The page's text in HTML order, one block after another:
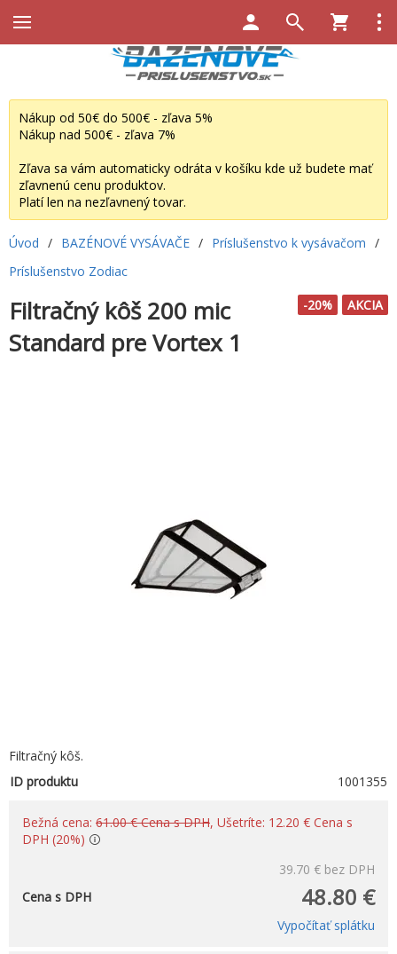
Nákup od 50€ do 500€ - zľava 5%
Nákup nad 500€ - zľava 7%
Zľava sa vám automaticky odráta v košíku kde už budete mať
zľavnenú cenu produktov.
Platí len na nezľavnený tovar.
Úvod / BAZÉNOVÉ VYSÁVAČE / Príslušenstvo k vysávačom /
Príslušenstvo Zodiac
AKCIA
-20%
Filtračný kôš 200 mic
Standard pre Vortex 1
Filtračný kôš.
ID produktu
1001355
Bežná cena: 61.00 € Cena s DPH, Ušetríte: 12.20 € Cena s
DPH (20%)
39.70 € bez DPH
48.80 €
Cena s DPH
Vypočítať splátku